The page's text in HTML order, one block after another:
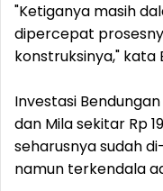
"Ketiganya masih
dipercepat
konstruksinya," kata
Investasi
dan Mila sekitar Rp
seharusnya sudah
namun terkendala